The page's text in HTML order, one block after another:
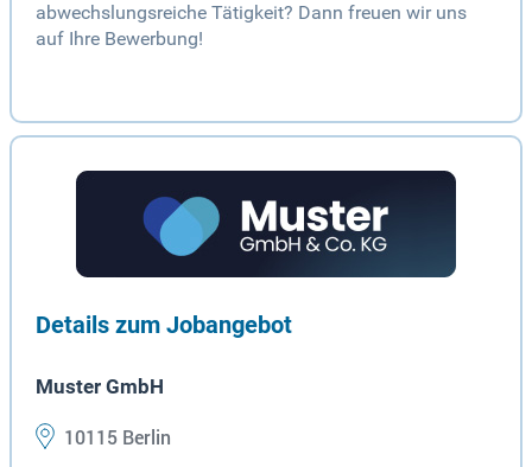
abwechslungsreiche Tätigkeit? Dann freuen wir uns
auf Ihre Bewerbung!
Details zum Jobangebot
Muster GmbH
10115 Berlin